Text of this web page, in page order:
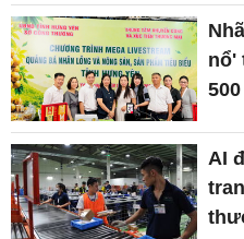
nổ'
AI